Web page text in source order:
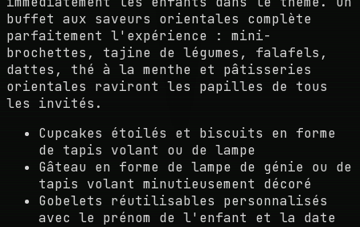
buffet aux saveurs orientales complète
parfaitement l'expérience : mini-
brochettes, tajine de légumes, falafels,
dattes, thé à la menthe et pâtisseries
orientales raviront les papilles de tous
les invités.
Cupcakes étoilés et biscuits en forme
de tapis volant ou de lampe
Gâteau en forme de lampe de génie ou de
tapis volant minutieusement décoré
Gobelets réutilisables personnalisés
avec le prénom de l'enfant et la date